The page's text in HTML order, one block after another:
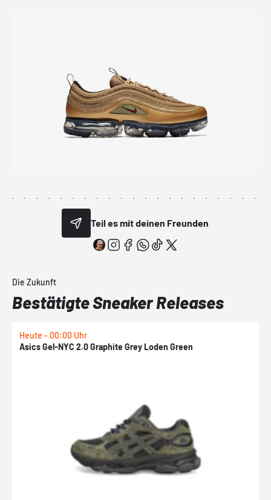
Teil es mit deinen Freunden
Die Zukunft
Bestätigte Sneaker Releases
Heute - 00:00 Uhr
Asics Gel-NYC 2.0 Graphite Grey Loden Green